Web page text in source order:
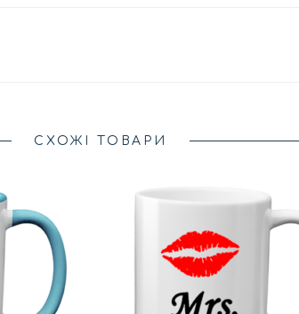
СХОЖІ ТОВАРИ